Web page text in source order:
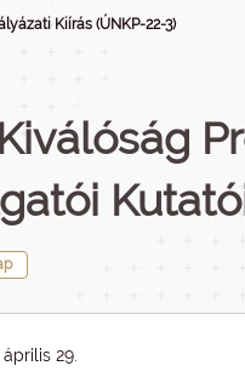
Kiírás (ÚNKP-22-3)
29.